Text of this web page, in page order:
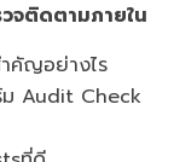
จติดตามภายใน
คัญอย่างไร
Audit Check